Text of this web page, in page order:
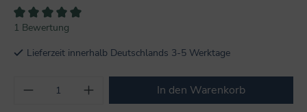
Durchschnittliche Bewertung von 5 von 5 Sternen
1 Bewertung
Lieferzeit innerhalb Deutschlands 3-5 Werktage
Produkt Anzahl: Gib den gewünschten
In den Warenkorb